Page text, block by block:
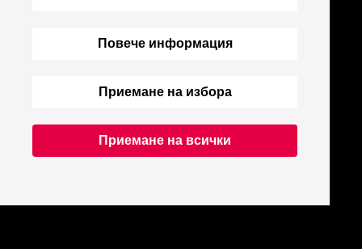
Повече информация
Приемане на избора
Приемане на всички